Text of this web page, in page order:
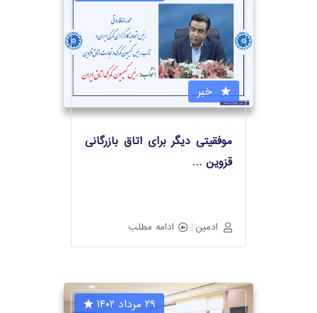
خبر
موفقیتی دیگر برای اتاق بازرگانی
قزوین …
ادمین ادامه مطلب
۲۹ مرداد ۱۴۰۲